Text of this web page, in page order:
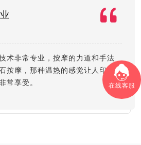
在线客服
术非常专业，按摩的力道和手法
按摩，那种温热的感觉让人印象
常享受。